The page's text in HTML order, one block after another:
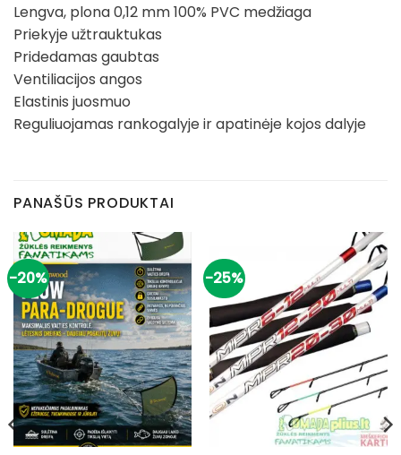
Lengva, plona 0,12 mm 100% PVC medžiaga
Priekyje užtrauktukas
Pridedamas gaubtas
Ventiliacijos angos
Elastinis juosmuo
Reguliuojamas rankogalyje ir apatinėje kojos dalyje
PANAŠŪS PRODUKTAI
-20% -25%